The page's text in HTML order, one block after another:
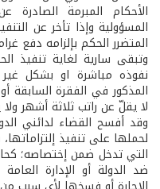
الأحكام المبرمة
المسؤولية وإذا تأخر عن
المتضرر الحكم بإلزامه دفع
وتبقى سارية لغاية
نفوذه مباشرة او بشكل غير
المذكور في الفقرة السابقة
لا يقلّ عن راتب ثلاثة أشهر
وقد أفسح القضاء لدائني
لحملها على تنفيذ
التي تدخل ضمن إختصاصه؛
ضد الدولة أو الإدارة